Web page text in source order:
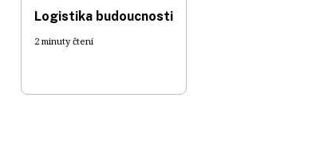
Logistika budoucnosti
2 minuty čtení